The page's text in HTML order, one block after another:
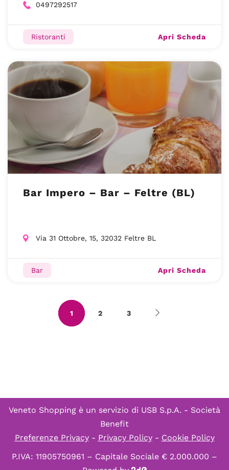
0497292517
Ristoranti Apri Scheda
Bar Impero – Bar – Feltre (BL)
Via 31 Ottobre, 15, 32032 Feltre BL
Bar Apri Scheda
1 2 3
Veneto Shopping è un servizio di USB S.p.A. - Società
Benefit
Preferenze Privacy- Privacy Policy- Cookie Policy
P.IVA: 11905750961 – Capitale Sociale € 2.000.000 –